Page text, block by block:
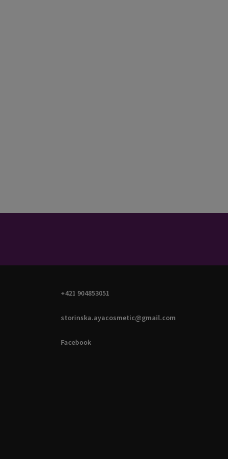
+421 904853051
storinska.ayacosmetic@gmail.com
Facebook